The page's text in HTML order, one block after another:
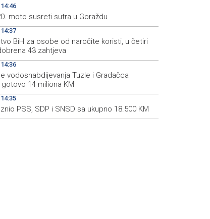
moto susreti sutra u Goraždu
BiH za osobe od naročite koristi, u četiri
43 zahtjeva
vodosnabdijevanja Tuzle i Gradačca
14 miliona KM
PSS, SDP i SNSD sa ukupno 18.500 KM